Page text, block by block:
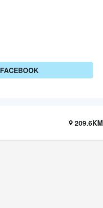
FACEBOOK
209.6KM